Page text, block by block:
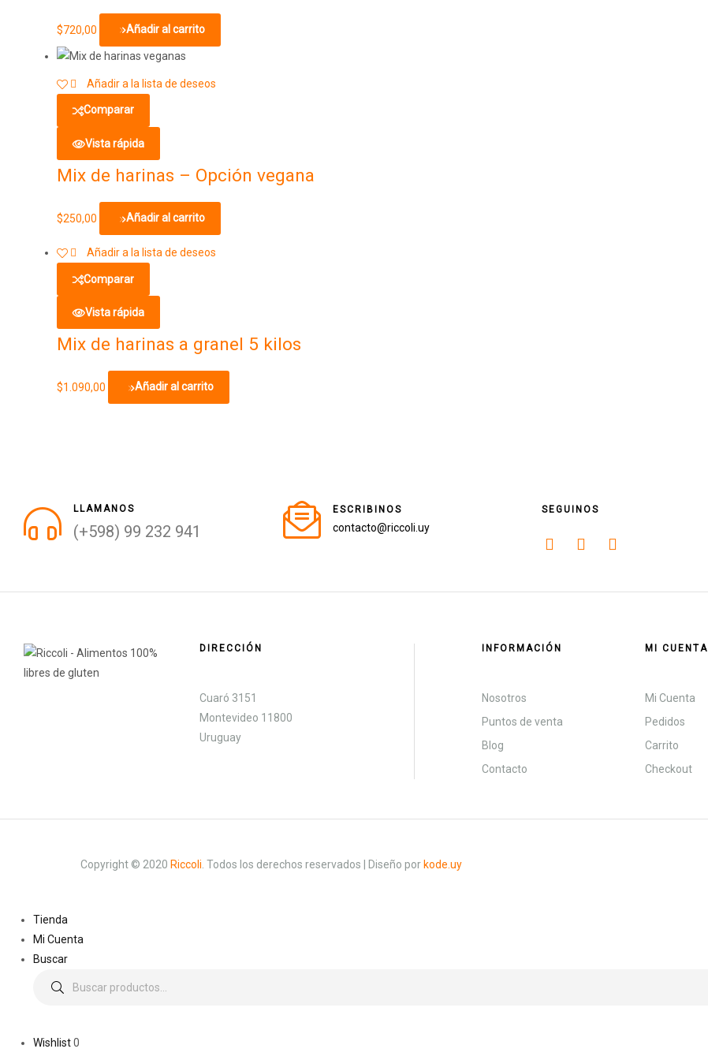
$720,00 Añadir al carrito
Añadir a la lista de deseos
Comparar
Vista rápida
Mix de harinas – Opción vegana
$250,00 Añadir al carrito
Añadir a la lista de deseos
Comparar
Vista rápida
Mix de harinas a granel 5 kilos
$1.090,00 Añadir al carrito
LLAMANOS
(+598) 99 232 941
ESCRIBINOS
contacto@riccoli.uy
SEGUINOS
DIRECCIÓN
Cuaró 3151
Montevideo 11800
Uruguay
INFORMACIÓN
Nosotros
Puntos de venta
Blog
Contacto
MI CUENTA
Mi Cuenta
Pedidos
Carrito
Checkout
Copyright © 2020 Riccoli. Todos los derechos reservados | Diseño por kode.uy
Tienda
Mi Cuenta
Buscar
Wishlist0